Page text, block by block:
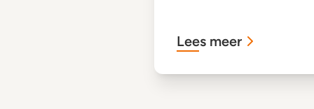
Lees meer